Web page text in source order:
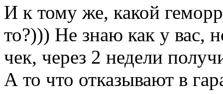
И к тому же, какой
то?))) Не знаю как у вас,
чек, через 2 недели
А то что отказывают в